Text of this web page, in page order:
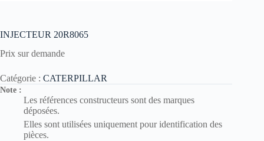
INJECTEUR 20R8065
Prix sur demande
Catégorie : CATERPILLAR
Note :
Les références constructeurs sont des marques
déposées.
Elles sont utilisées uniquement pour identification des
pièces.